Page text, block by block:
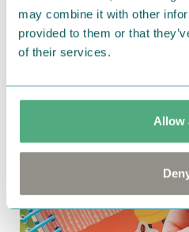
may combine it with other
provided to them or that
of their services.
Allow
ラクターや花、オブジェのシ
り。
ハンドルがついた形状でお出